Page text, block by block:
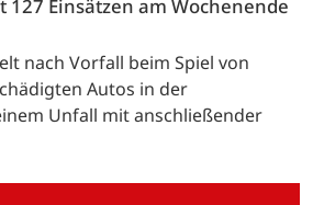
127 Einsätzen am Wochenende
nach Vorfall beim Spiel von
Autos in der
Unfall mit anschließender